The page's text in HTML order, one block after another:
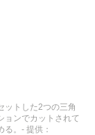
ットした2つの三角
ョンでカットされて
。- 提供：